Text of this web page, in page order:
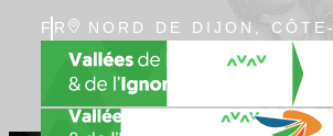
FR
EN
NORD DE DIJON, CÔTE-
D’OR, BOURGOGNE